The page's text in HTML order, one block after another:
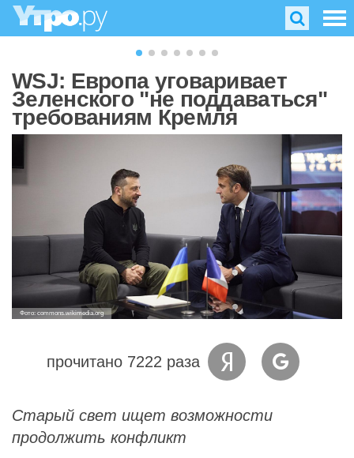
WSJ: Европа уговаривает
Зеленского "не поддаваться"
требованиям Кремля
Фото: commons.wikimedia.org
прочитано 7222 раза
Старый свет ищет возможности
продолжить конфликт